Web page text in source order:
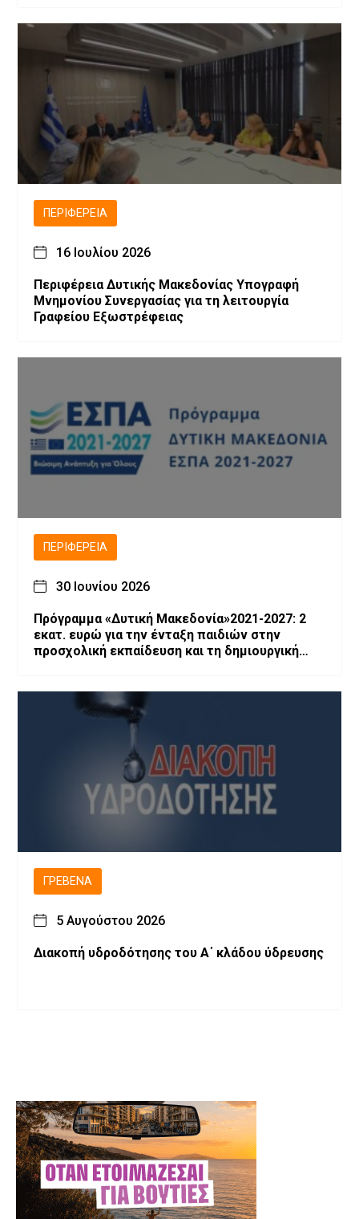
ΠΕΡΙΦΈΡΕΙΑ
16 Ιουλίου 2026
Περιφέρεια Δυτικής Μακεδονίας Υπογραφή
Μνημονίου Συνεργασίας για τη λειτουργία
ΠΕΡΙΦΈΡΕΙΑ
30 Ιουνίου 2026
Πρόγραμμα «Δυτική Μακεδονία»2021-2027: 2
εκατ. ευρώ για την ένταξη παιδιών στην
προσχολική εκπαίδευση και τη δημιουργική
ΓΡΕΒΕΝΆ
5 Αυγούστου 2026
Διακοπή υδροδότησης του Α΄ κλάδου ύδρευσης